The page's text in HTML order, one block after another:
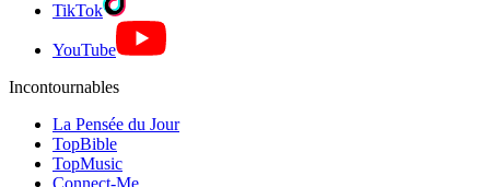
TikTok
YouTube
Incontournables
La Pensée du Jour
TopBible
TopMusic